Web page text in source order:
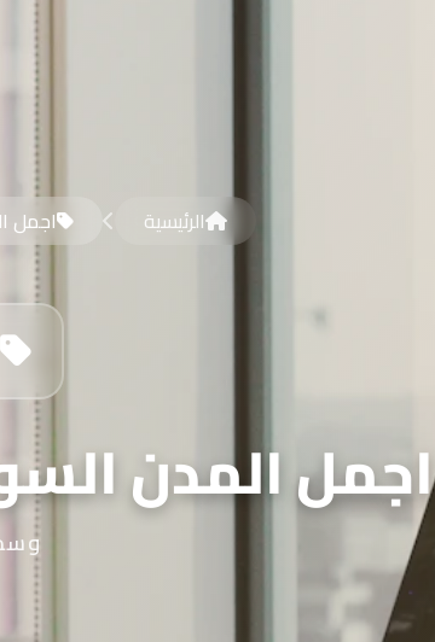
الرئيسية اجمل
اجمل المدن